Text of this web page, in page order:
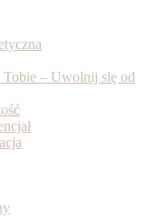
Tobie – Uwolnij się od